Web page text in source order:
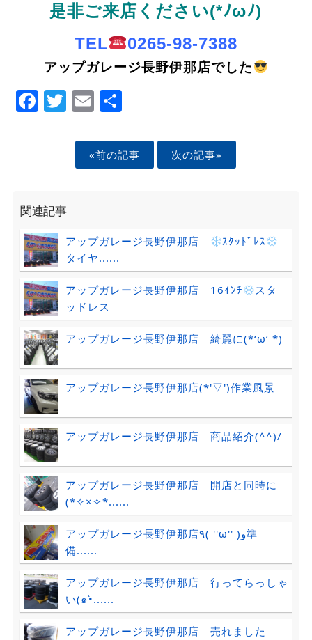
是非ご来店ください(*ﾉωﾉ)
TEL
0265-98-7388
アップガレージ長野伊那店でした
Facebook
Twitter
EmailShare
«前の記事 次の記事»
関連記事
アップガレージ長野伊那店
ｽﾀｯﾄﾞﾚｽ
タイヤ......
アップガレージ長野伊那店 16ｲﾝﾁ
スタ
ッドレス
アップガレージ長野伊那店 綺麗に(*‘ω‘ *)
アップガレージ長野伊那店(*'▽')作業風景
アップガレージ長野伊那店 商品紹介(^^)/
アップガレージ長野伊那店 開店と同時に
(*✧×✧*......
アップガレージ長野伊那店٩( ''ω'' )و準
備......
アップガレージ長野伊那店 行ってらっしゃ
い(๑•̀......
アップガレージ長野伊那店 売れました